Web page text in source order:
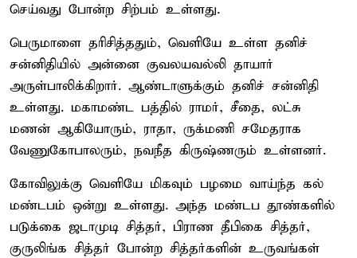
செய்வது போன்ற சிற்பம் உள்ளது.
பெருமாளை தரிசித்ததும், வெளியே உள்ள தனிச்
சன்னிதியில் அன்னை குவலயவல்லி தாயார்
அருள்பாலிக்கிறார். ஆண்டாளுக்கும் தனிச் சன்னிதி
உள்ளது. மகாமண்ட பத்தில் ராமர், சீதை, லட்சு
மணன் ஆகியோரும், ராதா, ருக்மணி சமேதராக
வேணுகோபாலரும், நவநீத கிருஷ்ணரும் உள்ளனர்.
கோவிலுக்கு வெளியே மிகவும் பழமை வாய்ந்த கல்
மண்டபம் ஒன்று உள்ளது. அந்த மண்டப தூண்களில்
படுக்கை ஜடாமுடி சித்தர், பிராண தீபிகை சித்தர்,
குருலிங்க சித்தர் போன்ற சித்தர்களின் உருவங்கள்